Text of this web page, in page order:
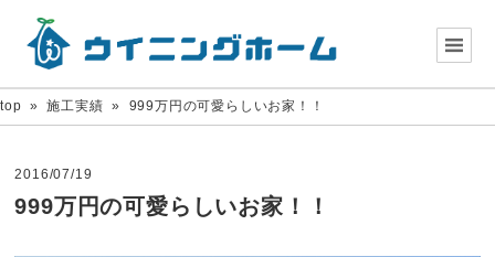
top »施工実績 » 999万円の可愛らしいお家！！
2016/07/19
999万円の可愛らしいお家！！